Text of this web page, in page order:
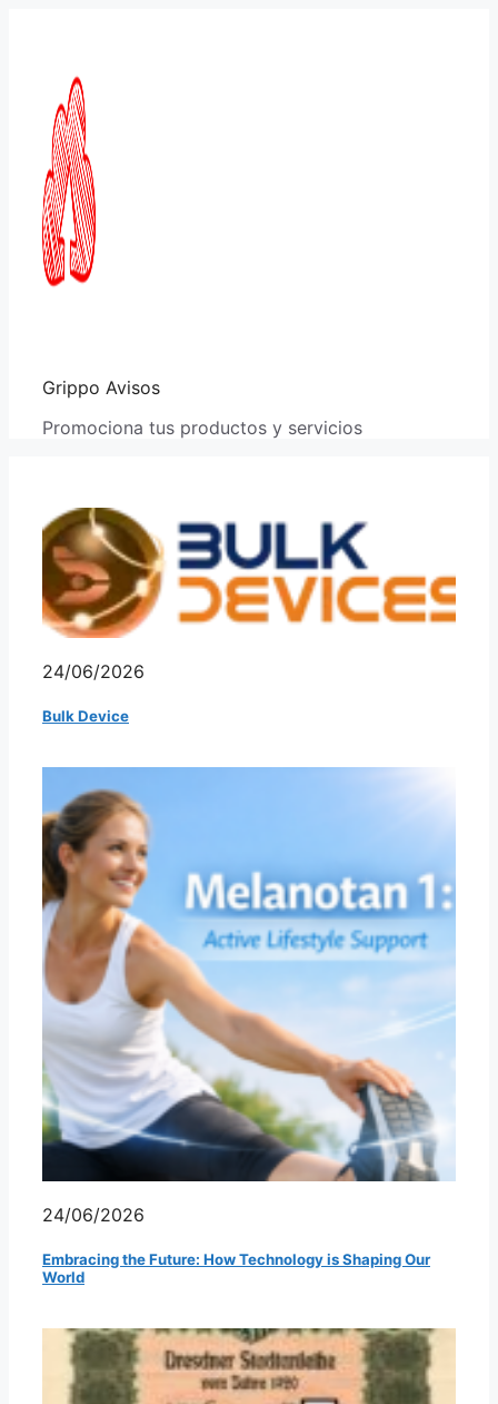
Grippo Avisos
Promociona tus productos y servicios
24/06/2026
Bulk Device
24/06/2026
Embracing the Future: How Technology is Shaping Our
World